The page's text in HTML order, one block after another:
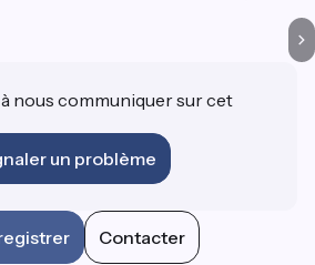
nous communiquer sur cet
un problème
Contacter